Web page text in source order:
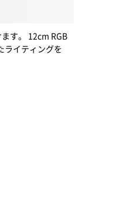
す。 12cm RGB
ライティングを